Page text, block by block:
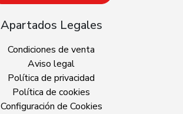
Apartados Legales
Condiciones de venta
Aviso legal
Política de privacidad
Política de cookies
Configuración de Cookies